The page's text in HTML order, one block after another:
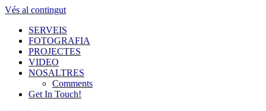
Vés al contingut
SERVEIS
FOTOGRAFIA
PROJECTES
VIDEO
NOSALTRES
Comments
Get In Touch!